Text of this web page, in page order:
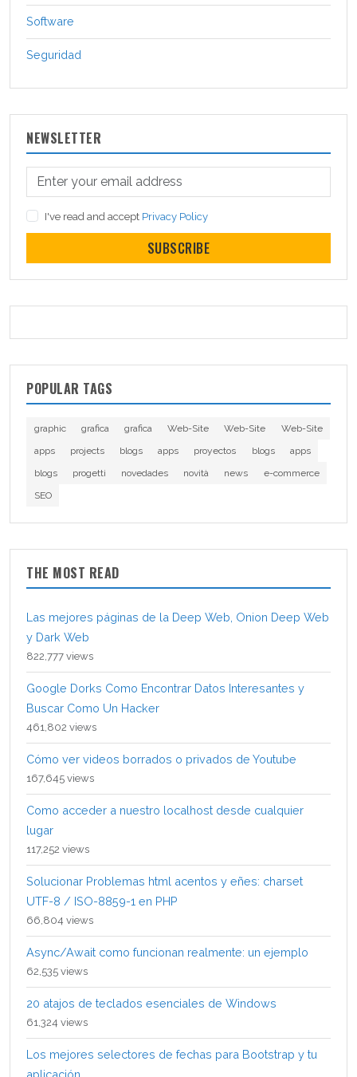
Software
Seguridad
NEWSLETTER
I've read and accept Privacy Policy
SUBSCRIBE
POPULAR TAGS
graphic grafica grafica Web-Site Web-Site
Web-Site
apps
projects blogs apps proyectos blogs
apps
blogs
progetti novedades novità news
e-commerce
SEO
THE MOST READ
Las mejores páginas de la Deep Web, Onion Deep Web
y Dark Web
822,777 views
Google Dorks Como Encontrar Datos Interesantes y
Buscar Como Un Hacker
461,802 views
Cómo ver videos borrados o privados de Youtube
167,645 views
Como acceder a nuestro localhost desde cualquier
lugar
117,252 views
Solucionar Problemas html acentos y eñes: charset
UTF-8 / ISO-8859-1 en PHP
66,804 views
Async/Await como funcionan realmente: un ejemplo
62,535 views
20 atajos de teclados esenciales de Windows
61,324 views
Los mejores selectores de fechas para Bootstrap y tu